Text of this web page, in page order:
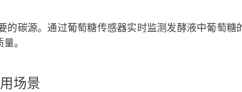
碳源。通过葡萄糖传感器实时监测发酵液中葡萄糖
。
场景